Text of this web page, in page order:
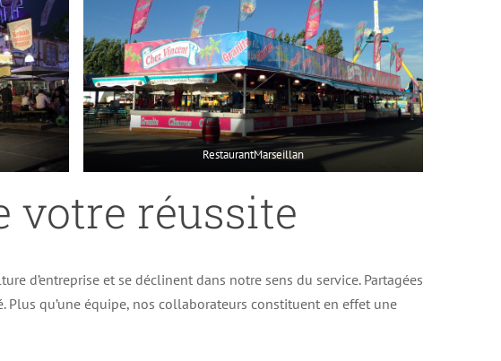
RestaurantMarseillan
votre réussite
d’entreprise et se déclinent dans notre sens du service. Partagées
qu’une équipe, nos collaborateurs constituent en effet une